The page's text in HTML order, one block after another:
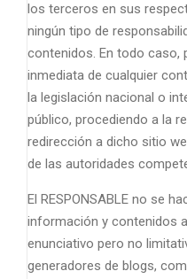
los terceros en sus
ningún tipo de
contenidos. En todo caso,
inmediata de cualquier
la legislación nacional o
público, procediendo a la
redirección a dicho sitio
de las autoridades
El RESPONSABLE no se
información y contenidos
enunciativo pero no
generadores de blogs,